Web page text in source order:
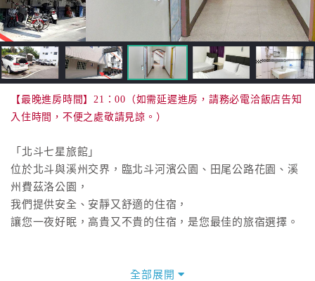
直
接
跟
飯
店
訂
房
HOT
特
色
民
宿
【最晚進房時間】21：00（如需延遲進房，請務必電洽飯店告知
入住時間，不便之處敬請見諒。）
「北斗七星旅館」
位於北斗與溪州交界，臨北斗河濱公園、田尾公路花園、溪
州費茲洛公園，
我們提供安全、安靜又舒適的住宿，
讓您一夜好眠，高貴又不貴的住宿，是您最佳的旅宿選擇。
全部展開